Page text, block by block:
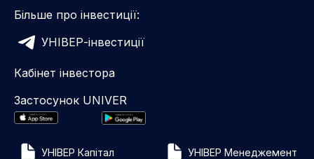
Більше про інвестиції:
УНІВЕР-інвестиції
Кабінет інвестора
Застосунок UNIVER
УНІВЕР Капітал
УНІВЕР Менеджемент